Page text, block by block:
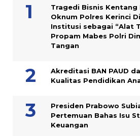
Tragedi Bisnis
Oknum Polres Kerinci
Institusi sebagai “Alat
Propam Mabes Polri
Tangan
Akreditasi BAN PAUD
Kualitas Pendidikan
Presiden Prabowo
Pertemuan Bahas Isu
Keuangan